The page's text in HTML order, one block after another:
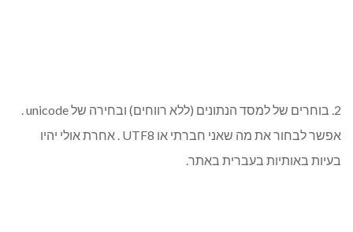
2. בוחרים של למסד הנתונים (ללא רווחים) ובחירה של unicode .
אפשר לבחור את מה שאני חברתי או UTF8 . אחרת אולי יהיו
בעיות באותיות בעברית באתר.